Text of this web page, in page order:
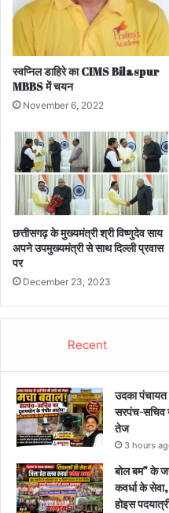
स्वप्निल डाहिरे का CIMS Bilaspur
MBBS में चयन
November 6, 2022
छत्तीसगढ़ के मुख्यमंत्री श्री विष्णुदेव साय
अपने उपमुख्यमंत्री से साथ दिल्ली प्रवास
पर
December 23, 2023
Recent
उदका पंचायत
सरपंच-सचिव
तेज
3 hours
बोल बम” के
कवर्धा के
होइस